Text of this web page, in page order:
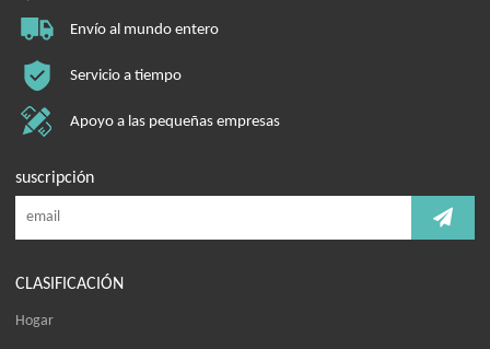
Envío al mundo entero
Servicio a tiempo
Apoyo a las pequeñas empresas
suscripción
CLASIFICACIÓN
Hogar